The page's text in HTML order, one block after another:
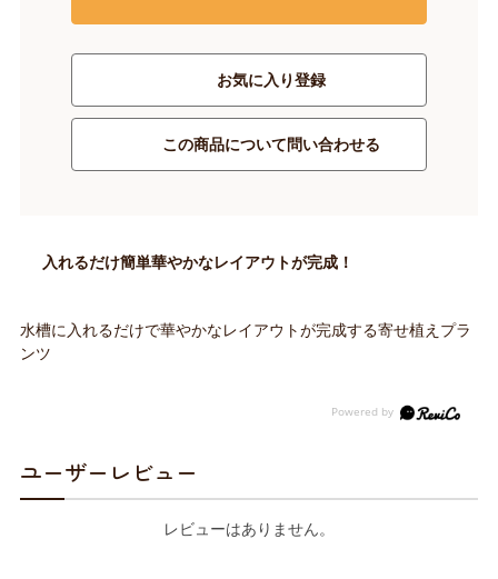
お気に入り登録
この商品について問い合わせる
入れるだけ簡単華やかなレイアウトが完成！
水槽に入れるだけで華やかなレイアウトが完成する寄せ植えプラ
ンツ
ユーザーレビュー
レビューはありません。